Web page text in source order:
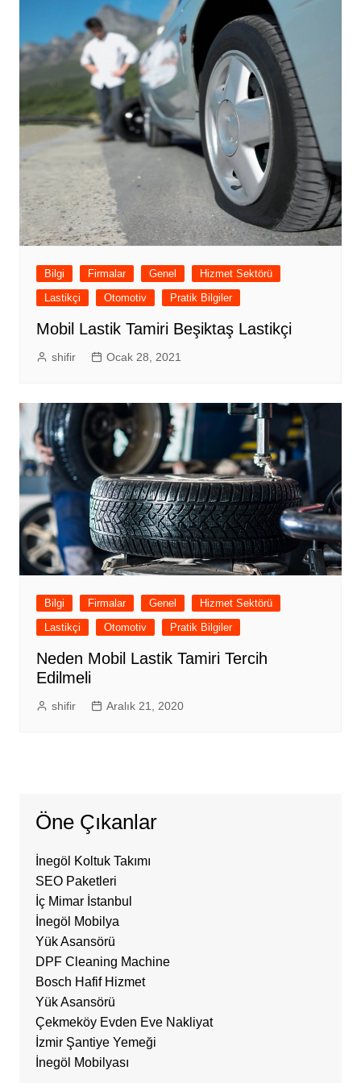
Bilgi Firmalar Genel
Hizmet Sektörü
Lastikçi
Otomotiv Pratik Bilgiler
Mobil Lastik Tamiri Beşiktaş Lastikçi
shifir Ocak 28, 2021
Bilgi Firmalar Genel
Hizmet Sektörü
Lastikçi
Otomotiv Pratik Bilgiler
Neden Mobil Lastik Tamiri Tercih
Edilmeli
shifir Aralık 21, 2020
Öne Çıkanlar
İnegöl Koltuk Takımı
SEO Paketleri
İç Mimar İstanbul
İnegöl Mobilya
Yük Asansörü
DPF Cleaning Machine
Bosch Hafif Hizmet
Yük Asansörü
Çekmeköy Evden Eve Nakliyat
İzmir Şantiye Yemeği
İnegöl Mobilyası